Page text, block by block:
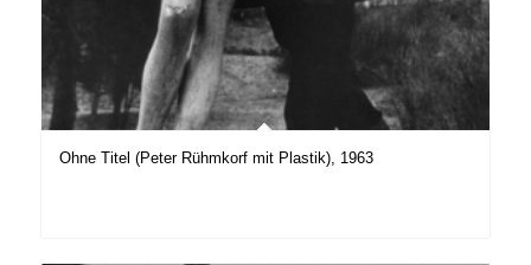
Ohne Titel (Peter Rühmkorf mit Plastik), 1963